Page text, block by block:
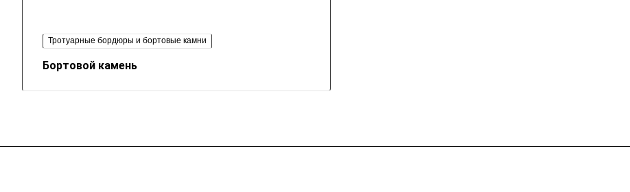
Тротуарные бордюры и бортовые камни
Бортовой камень